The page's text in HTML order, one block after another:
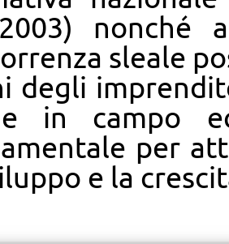
nonché
sleale
degli
in campo
per
e la